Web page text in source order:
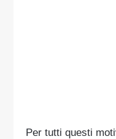
Per tutti questi